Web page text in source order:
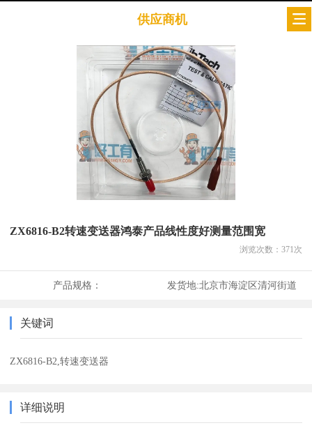
供应商机
ZX6816-B2转速变送器鸿泰产品线性度好测量范围宽
浏览次数： 371 次
产品规格： 发货地:北京市海淀区清河街道
关键词
ZX6816-B2,转速变送器
详细说明